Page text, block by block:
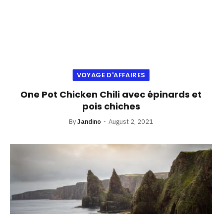
VOYAGE D'AFFAIRES
One Pot Chicken Chili avec épinards et
pois chiches
ByJandino August 2, 2021